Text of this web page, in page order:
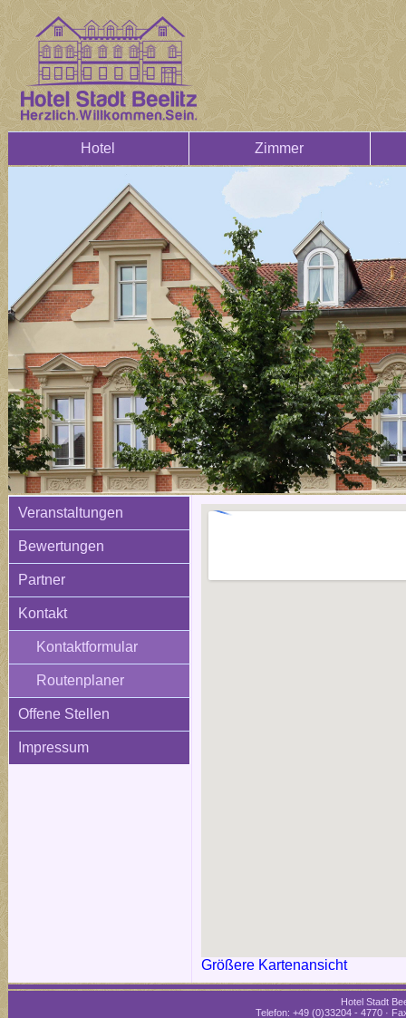
Hotel Zimmer
Veranstaltungen
Bewertungen
Partner
Kontakt
Kontaktformular
Routenplaner
Offene Stellen
Impressum
Größere Kartenansicht
Hotel Stadt
Telefon: +49 (0)33204 - 4770 ·